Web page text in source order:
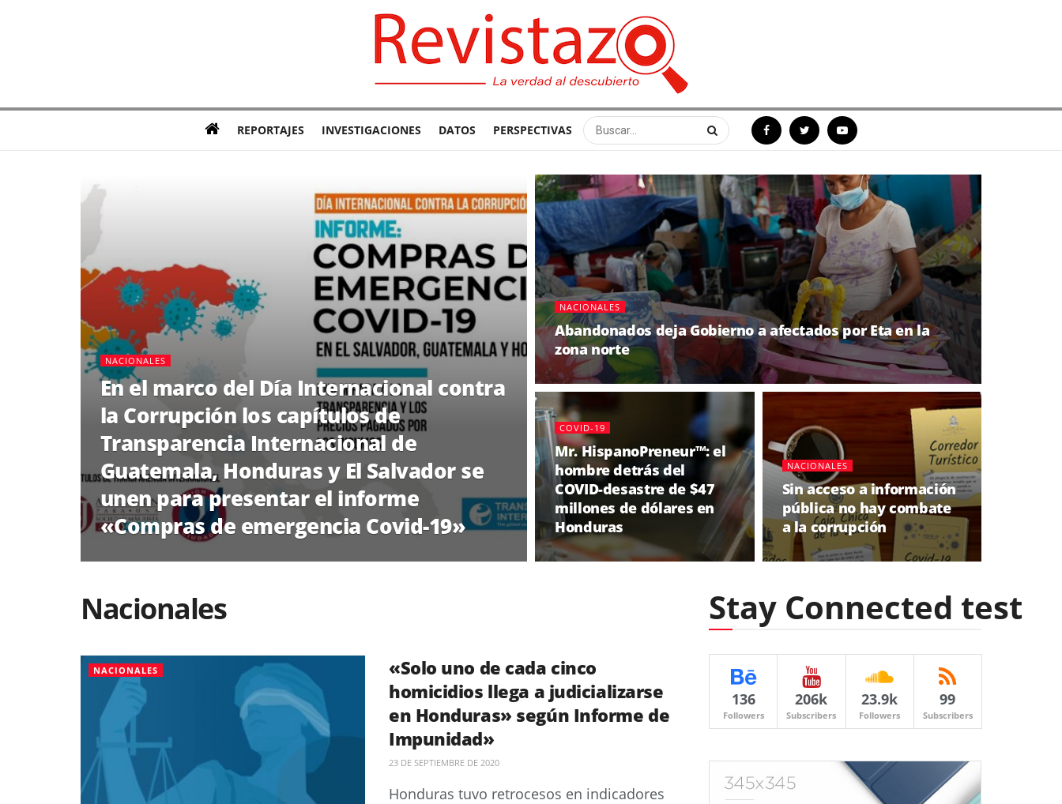
REPORTAJES INVESTIGACIONES DATOS PERSPECTIVAS
NACIONALES
En el marco del Día Internacional contra
la Corrupción los capítulos de
Transparencia Internacional de
Guatemala, Honduras y El Salvador se
unen para presentar el informe
«Compras de emergencia Covid-19»
NACIONALES
Abandonados deja Gobierno a afectados por Eta en la
zona norte
COVID-19
Mr. HispanoPreneur™: el
hombre detrás del
COVID-desastre de $47
millones de dólares en
Honduras
NACIONALES
Sin acceso a información
pública no hay combate
a la corrupción
Nacionales
NACIONALES
«Solo uno de cada cinco
homicidios llega a judicializarse
en Honduras» según Informe de
Impunidad»
23 DE SEPTIEMBRE DE 2020
Honduras tuvo retrocesos en indicadores
Stay Connected test
136
Followers
206k
Subscribers
23.9k
Followers
99
Subscribers